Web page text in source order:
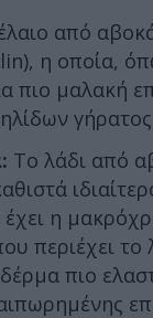
από
η οποία,
πιο μαλακή
Το λάδι από
η
περιέχει
πιο